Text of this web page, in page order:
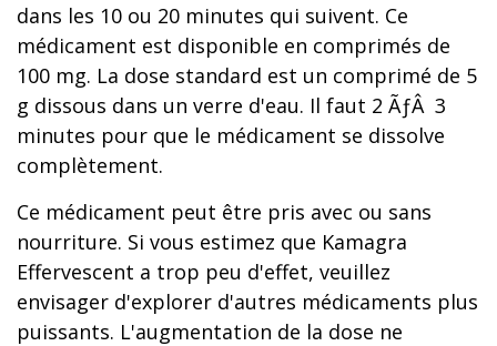
dans les 10 ou 20 minutes qui suivent. Ce
médicament est disponible en comprimés de
100 mg. La dose standard est un comprimé de 5
g dissous dans un verre d'eau. Il faut 2 ÃƒÂ 3
minutes pour que le médicament se dissolve
complètement.
Ce médicament peut être pris avec ou sans
nourriture. Si vous estimez que Kamagra
Effervescent a trop peu d'effet, veuillez
envisager d'explorer d'autres médicaments plus
puissants. L'augmentation de la dose ne